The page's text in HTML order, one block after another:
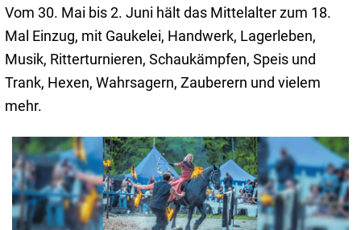
Vom 30. Mai bis 2. Juni hält das Mittelalter zum 18.
Mal Einzug, mit Gaukelei, Handwerk, Lagerleben,
Musik, Ritterturnieren, Schaukämpfen, Speis und
Trank, Hexen, Wahrsagern, Zauberern und vielem
mehr.